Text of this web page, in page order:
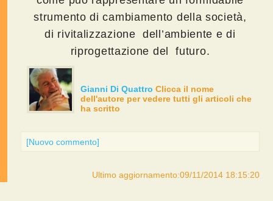
strumento di cambiamento della società,
di rivitalizzazione dell’ambiente e di
riprogettazione del futuro.
Gianni Di Quattro Clicca il nome
dell'autore per vedere tutti gli articoli che
ha scritto
[Nuovo commento]
Ultimo aggiornamento:09/11/2014 18:15:20